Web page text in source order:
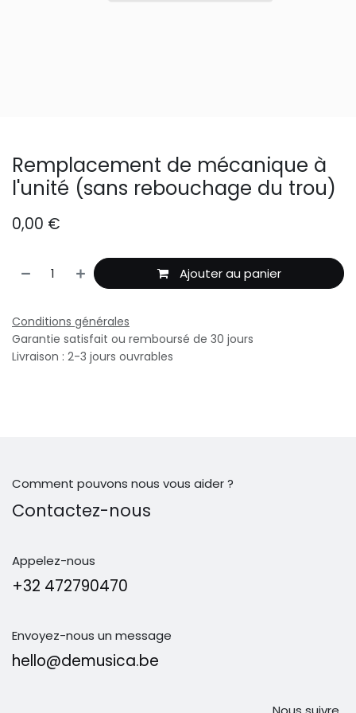
Remplacement de mécanique à
l'unité (sans rebouchage du trou)
0,00 €
Ajouter au panier
Conditions générales
Garantie satisfait ou remboursé de 30 jours
Livraison : 2-3 jours ouvrables
Comment pouvons nous vous aider ?
Contactez-nous
Appelez-nous
+32 472790470
Envoyez-nous un message
hello@demusica.be